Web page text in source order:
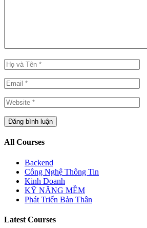
All Courses
Backend
Công Nghệ Thông Tin
Kinh Doanh
KỸ NĂNG MỀM
Phát Triển Bản Thân
Latest Courses